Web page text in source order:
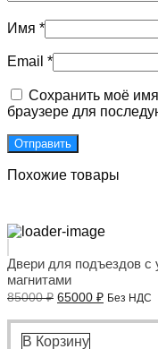
Имя *
Email *
Сохранить моё
браузере для
Похожие товары
Двери для подъездов
магнитами
85000₽ Первоначальная
составляла
85000 ₽.
65000 ₽Текущая
65000 ₽.
Без НДС
В Корзину